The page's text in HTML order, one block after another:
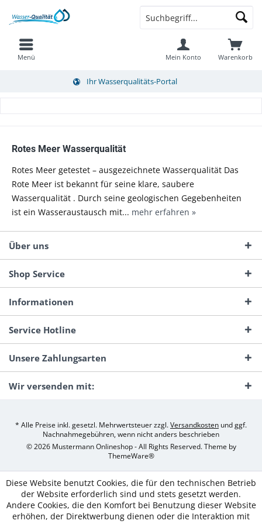
Menü Warenkorb
Mein Konto
Ihr Wasserqualitäts-Portal
Rotes Meer Wasserqualität
Rotes Meer getestet – ausgezeichnete Wasserqualität Das
Rote Meer ist bekannt für seine klare, saubere
Wasserqualität . Durch seine geologischen Gegebenheiten
ist ein Wasseraustausch mit... mehr erfahren »
Über uns
Shop Service
Informationen
Service Hotline
Unsere Zahlungsarten
Wir versenden mit:
* Alle Preise inkl. gesetzl. Mehrwertsteuer zzgl.Versandkosten und ggf.
Nachnahmegebühren, wenn nicht anders beschrieben
© 2026 Mustermann Onlineshop - All Rights Reserved. Theme by
ThemeWare®
Diese Website benutzt Cookies, die für den technischen Betrieb
der Website erforderlich sind und stets gesetzt werden.
Andere Cookies, die den Komfort bei Benutzung dieser Website
erhöhen, der Direktwerbung dienen oder die Interaktion mit